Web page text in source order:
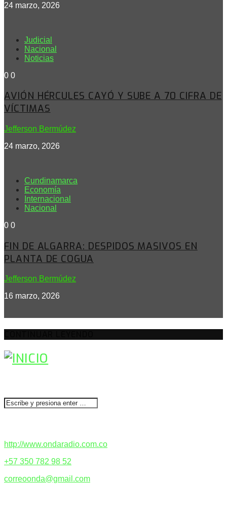
24 marzo, 2026
Judicial
Nacional
Noticias
0 0
AVIÓN HÉRCULES CAYÓ Y SUBE A 70 CIFRA DE
VÍCTIMAS
Jefferson Bermúdez
24 marzo, 2026
Cundinamarca
Economía
Internacional
Nacional
0 0
FIN DE ALGARRA: DESPIDOS MASIVOS EN
PLANTA DE COGUA
Jefferson Bermúdez
16 marzo, 2026
http://www.ondaradio.com.co
+57 350 782 98 52
correoonda@gmail.com